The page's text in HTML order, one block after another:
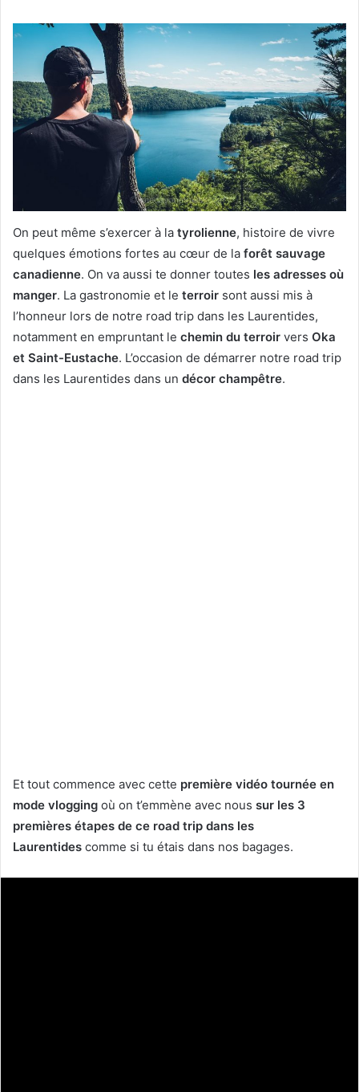
On peut même s’exercer à la tyrolienne, histoire de vivre
quelques émotions fortes au cœur de la forêt sauvage
canadienne. On va aussi te donner toutes les adresses où
manger. La gastronomie et le terroir sont aussi mis à
l’honneur lors de notre road trip dans les Laurentides,
notamment en empruntant le chemin du terroir vers Oka
et Saint-Eustache. L’occasion de démarrer notre road trip
dans les Laurentides dans un décor champêtre.
Et tout commence avec cette première vidéo tournée en
mode vlogging où on t’emmène avec nous sur les 3
premières étapes de ce road trip dans les
Laurentides comme si tu étais dans nos bagages.